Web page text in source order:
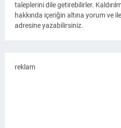
taleplerini dile getirebilirler.
hakkında içeriğin altına yorum ve
adresine yazabilirsiniz.
reklam